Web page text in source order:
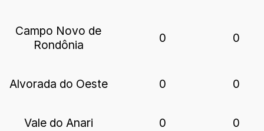
Campo Novo de
Rondônia
0 0
Alvorada do Oeste 0 0
Vale do Anari 0 0